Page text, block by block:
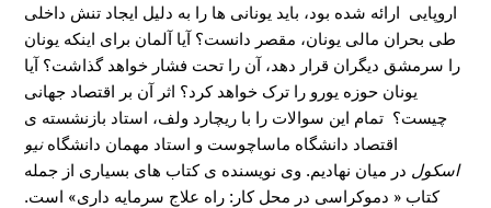
اروپایی ارائه شده بود، باید یونانی ها را به دلیل ایجاد تنش داخلی
طی بحران مالی یونان، مقصر دانست؟ آیا آلمان برای اینکه یونان
را سرمشق دیگران قرار دهد، آن را تحت فشار خواهد گذاشت؟ آیا
یونان حوزه یورو را ترک خواهد کرد؟ اثر آن بر اقتصاد جهانی
چیست؟ تمام این سوالات را با ریچارد ولف، استاد بازنشسته ی
اقتصاد دانشگاه ماساچوست و استاد مهمان دانشگاهنیو
اسکول در میان نهادیم. وی نویسنده ی کتاب های بسیاری از جمله
کتاب « دموکراسی در محل کار: راه علاج سرمایه داری» است.